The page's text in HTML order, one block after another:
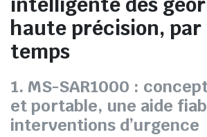
haute précision, par
temps
1. MS-SAR1000 :
et portable, une aide
interventions d’urgence